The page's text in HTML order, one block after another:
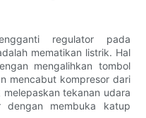
regulator pada
mematikan listrik. Hal
mengalihkan tombol
mencabut kompresor dari
tekanan udara
dengan membuka katup